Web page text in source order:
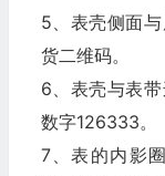
5、表壳侧面
货二维码。
6、表壳与表
数字126333。
7、表的内影